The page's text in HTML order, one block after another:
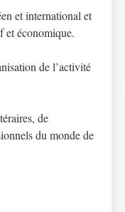
et international et
et économique.
de l’activité
de
du monde de